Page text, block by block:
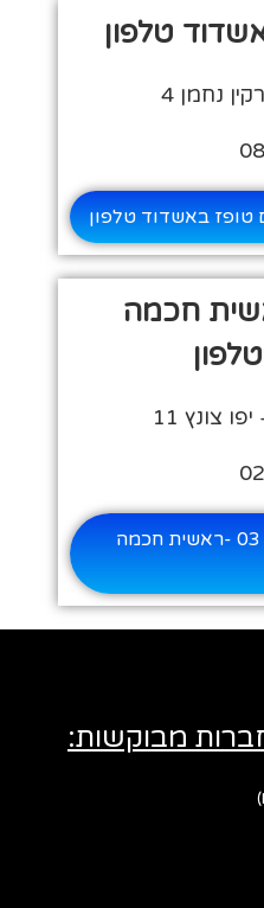
טלפון
נחמן 4
באשדוד טלפון
03 -ראשית חכמה
צונץ 11
לכל המידע על גן ילדים 03 -ראשית חכמה
מבוקשות: